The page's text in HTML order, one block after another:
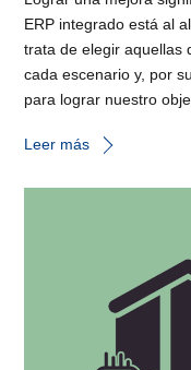
ERP integrado está al
trata de elegir aquellas
cada escenario y, por
para lograr nuestro
Leer más